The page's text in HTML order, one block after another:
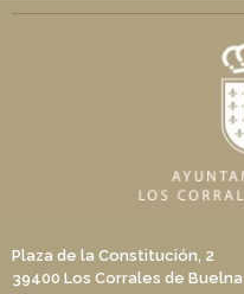
Plaza de la Constitución, 2
39400 Los Corrales de Buelna